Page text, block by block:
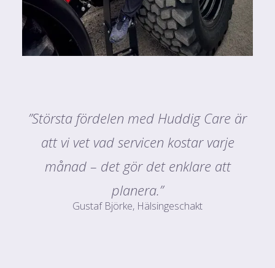
”Största fördelen med Huddig Care är
att vi vet vad servicen kostar varje
månad – det gör det enklare att
planera.”
Gustaf Björke, Hälsingeschakt